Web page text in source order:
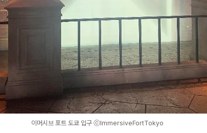
이머시브 포트 도쿄 입구 ⓒImmersiveFortTokyo